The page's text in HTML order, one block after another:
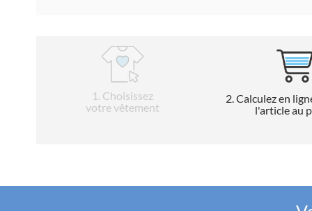
1 . Choisissez
votre vêtement
2 . Calculez en
l'article au